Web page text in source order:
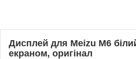
Дисплей для Meizu M6
екраном, оригінал